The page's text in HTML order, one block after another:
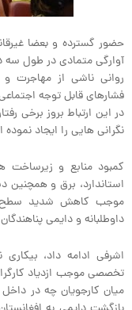
حضور گسترده و بعضا
آوارگی متمادی در طول سه
روانی ناشی از مهاجرت
فشارهای قابل توجه
در این ارتباط بروز برخی
نگرانی هایی را ایجاد
کمبود منابع و
استاندارد، برق و همچنین
موجب کاهش شدید سطح
داوطلبانه و دایمی
اشرفی ادامه داد،
تخصصی موجب ازدیاد
میان کارجویان چه در